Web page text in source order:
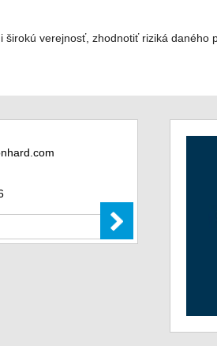
verejnosť, zhodnotiť riziká daného